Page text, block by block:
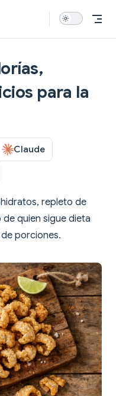
para la
Claude
repleto de
quien sigue dieta
porciones.